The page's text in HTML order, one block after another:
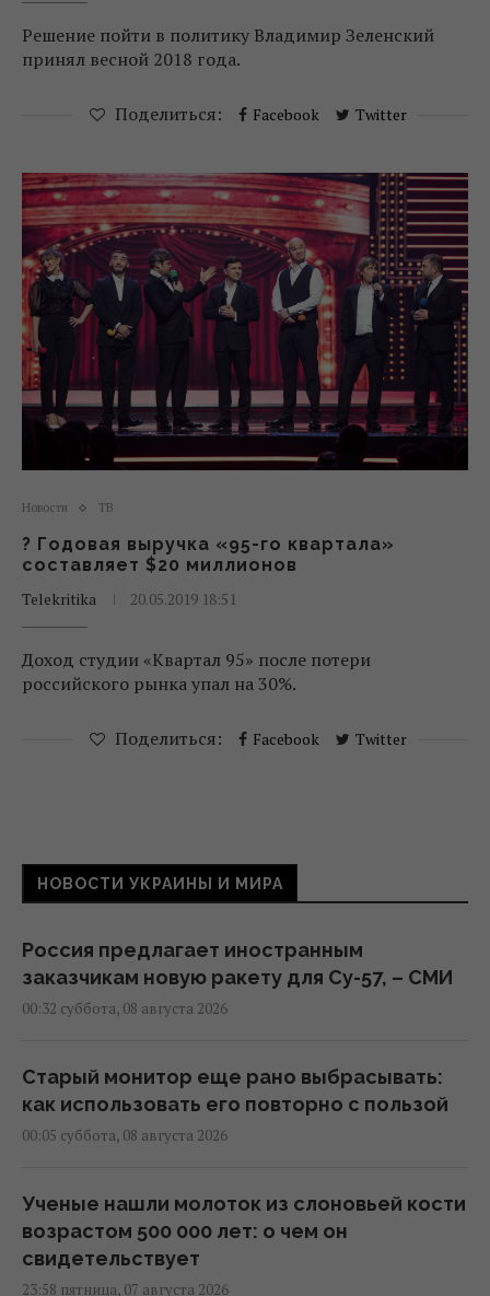
Решение пойти в политику Владимир Зеленский
принял весной 2018 года.
Поделиться: Facebook Twitter
Новости ТВ
? Годовая выручка «95-го квартала»
составляет $20 миллионов
Telekritika
20.05.2019 18:51
Доход студии «Квартал 95» после потери
российского рынка упал на 30%.
Поделиться: Facebook Twitter
НОВОСТИ УКРАИНЫ И МИРА
Россия предлагает иностранным
заказчикам новую ракету для Су-57, – СМИ
00:32 суббота, 08 августа 2026
Старый монитор еще рано выбрасывать:
как использовать его повторно с пользой
00:05 суббота, 08 августа 2026
Ученые нашли молоток из слоновьей кости
возрастом 500 000 лет: о чем он
свидетельствует
23:58 пятница, 07 августа 2026